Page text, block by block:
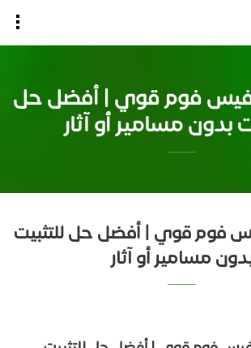
فوم قوي | أفضل حل
بدون مسامير أو آثار
فوم قوي | أفضل حل للتثبيت
مسامير أو آثار